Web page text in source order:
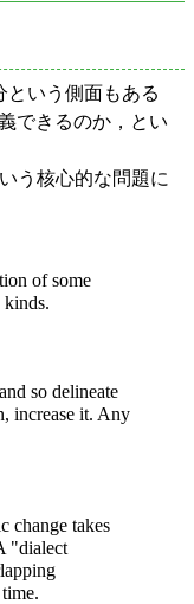
いう側面もある
できるのか，とい
う核心的な問題に
of some
kinds.
so delineate
increase it. Any
change takes
"dialect